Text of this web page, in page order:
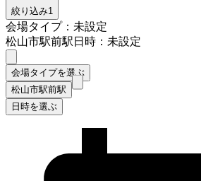
絞り込み1
会場タイプ：未設定
松山市駅前駅日時：未設定
会場タイプを選ぶ
松山市駅前駅
日時を選ぶ